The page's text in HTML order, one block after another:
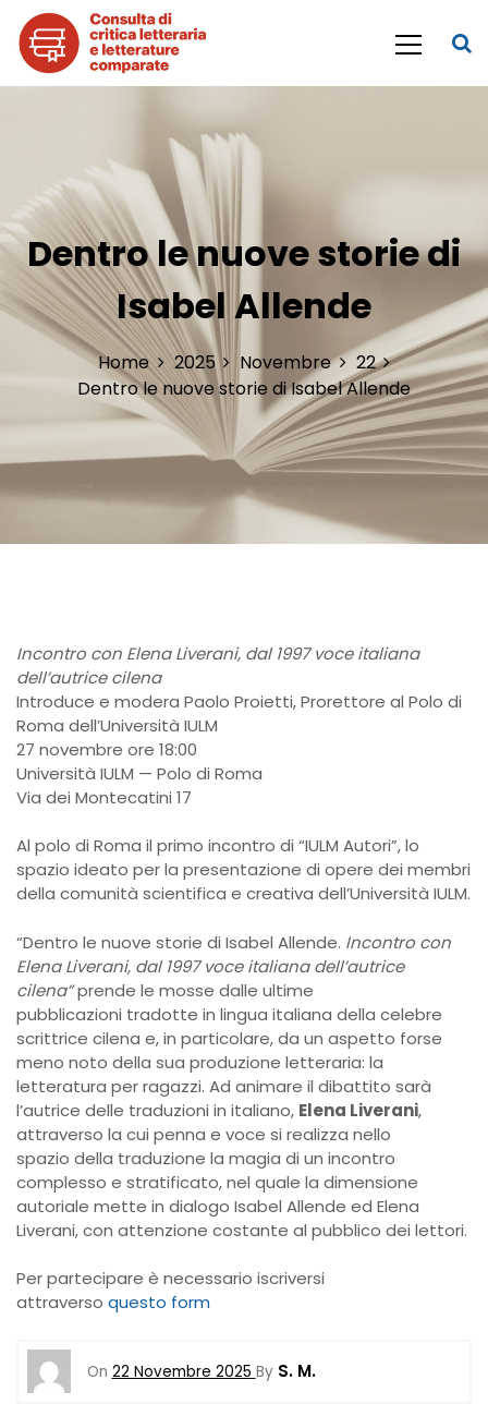
p
t
e
t
Letterature comparate
Dentro le nuove storie di
Isabel Allende
Home 2025 Novembre
22
Dentro le nuove storie di Isabel Allende
Incontro con Elena Liverani, dal 1997 voce italiana
dell’autrice cilena
Introduce e modera Paolo Proietti, Prorettore al Polo di
Roma dell’Università IULM
27 novembre ore 18:00
Università IULM — Polo di Roma
Via dei Montecatini 17
Al polo di Roma il primo incontro di “IULM Autori”, lo
spazio ideato per la presentazione di opere dei membri
della comunità scientifica e creativa dell’Università IULM.
“Dentro le nuove storie di Isabel Allende. Incontro con
Elena Liverani, dal 1997 voce italiana dell’autrice
cilena”prende le mosse dalle ultime
pubblicazioni tradotte in lingua italiana della celebre
scrittrice cilena e, in particolare, da un aspetto forse
meno noto della sua produzione letteraria: la
letteratura per ragazzi. Ad animare il dibattito sarà
l’autrice delle traduzioni in italiano, Elena Liverani,
attraverso la cui penna e voce si realizza nello
spazio della traduzione la magia di un incontro
complesso e stratificato, nel quale la dimensione
autoriale mette in dialogo Isabel Allende ed Elena
Liverani, con attenzione costante al pubblico dei lettori.
Per partecipare è necessario iscriversi
attraverso questo form
On 22 Novembre 2025 By S. M.